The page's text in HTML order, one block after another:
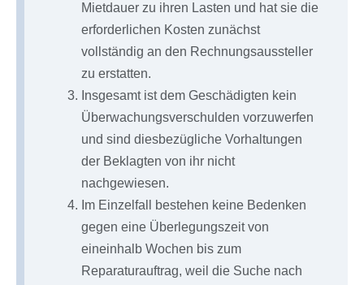
Mietdauer zu ihren Lasten und hat sie die
erforderlichen Kosten zunächst
vollständig an den Rechnungsaussteller
zu erstatten.
Insgesamt ist dem Geschädigten kein
Überwachungsverschulden vorzuwerfen
und sind diesbezügliche Vorhaltungen
der Beklagten von ihr nicht
nachgewiesen.
Im Einzelfall bestehen keine Bedenken
gegen eine Überlegungszeit von
eineinhalb Wochen bis zum
Reparaturauftrag, weil die Suche nach